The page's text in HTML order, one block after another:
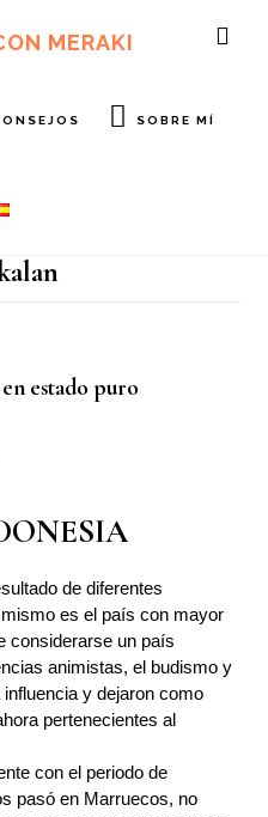
MERAKI
SOBRE MÍ
estado puro
de diferentes
es el país con mayor
considerarse un país
animistas, el budismo y
y dejaron como
pertenecientes al
con el periodo de
pasó en Marruecos, no